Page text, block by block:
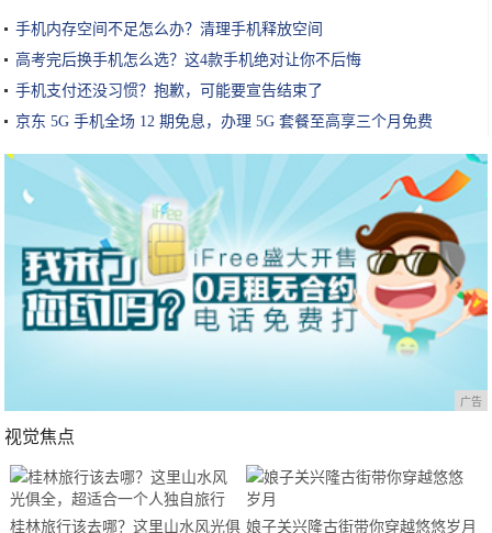
手机内存空间不足怎么办？清理手机释放空间
高考完后换手机怎么选？这4款手机绝对让你不后悔
手机支付还没习惯？抱歉，可能要宣告结束了
京东 5G 手机全场 12 期免息，办理 5G 套餐至高享三个月免费
广告
视觉焦点
桂林旅行该去哪？这里山水风光俱 娘子关兴隆古街带你穿越悠悠岁月